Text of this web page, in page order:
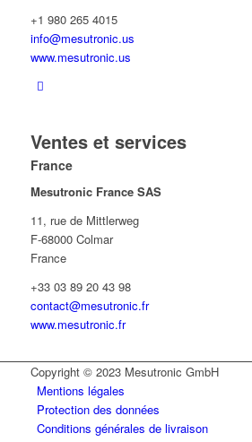
+1 980 265 4015
info@mesutronic.us
www.mesutronic.us
Ventes et services
France
Mesutronic France SAS
11, rue de Mittlerweg
F-68000 Colmar
France
+33 03 89 20 43 98
contact@mesutronic.fr
www.mesutronic.fr
Copyright © 2023 Mesutronic GmbH
Mentions légales
Protection des données
Conditions générales de livraison